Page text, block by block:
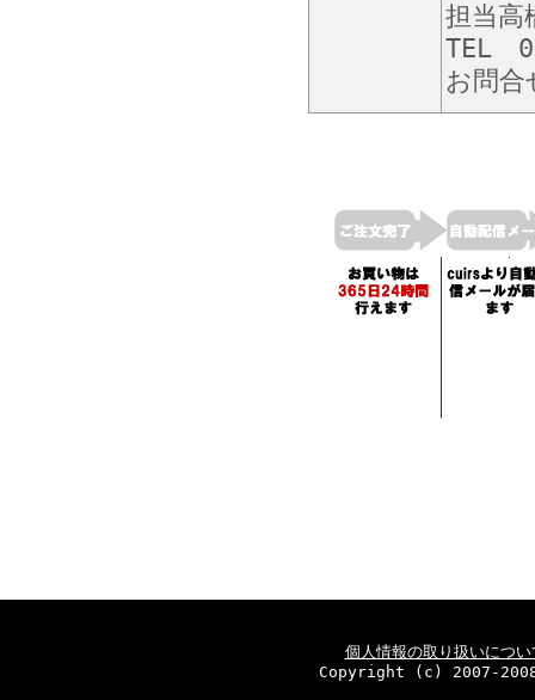
担当高
TEL
お問合
個人情報の取り扱いについ
Copyright (c) 2007-